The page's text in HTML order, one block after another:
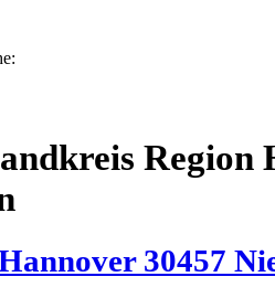
Region
30457